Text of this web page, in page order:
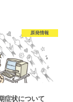
原発情報
症状について